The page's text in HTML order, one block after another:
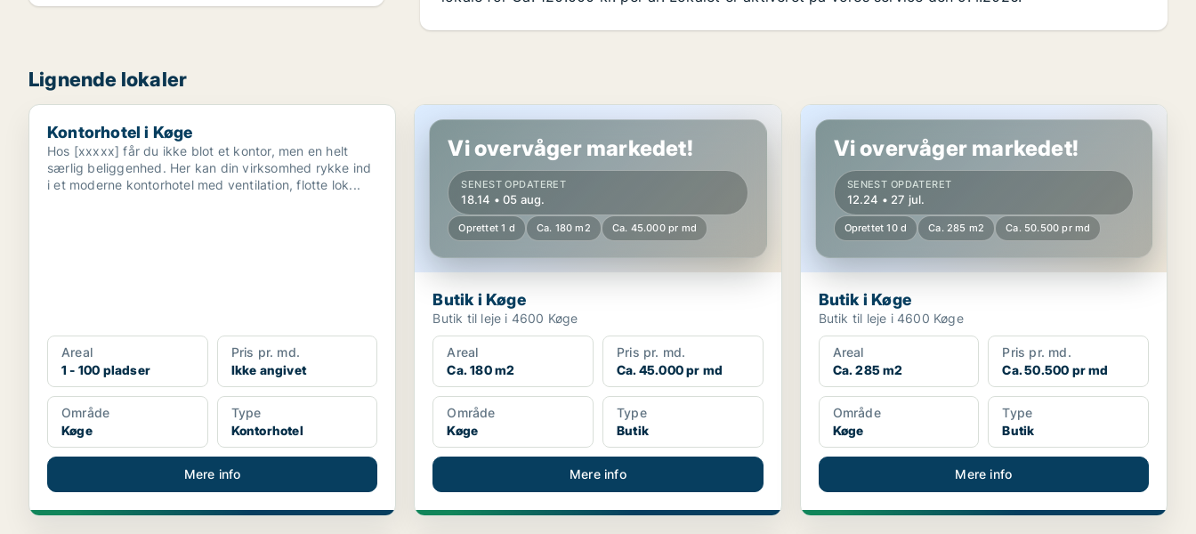
Lignende lokaler
Kontorhotel i Køge
Kontorhotel i Køge
Hos [xxxxx] får du ikke blot et kontor, men en helt
særlig beliggenhed. Her kan din virksomhed rykke ind
i et moderne kontorhotel med ventilation, flotte lok...
Areal
1 - 100 pladser
Pris pr. md.
Ikke angivet
Område
Køge
Type
Kontorhotel
Mere info
Butik i Køge
Vi overvåger markedet!
SENEST OPDATERET
18.14 • 05 aug.
Oprettet 1 d Ca. 180 m2 Ca. 45.000 pr md
Butik i Køge
Butik til leje i 4600 Køge
Areal
Ca. 180 m2
Pris pr. md.
Ca. 45.000 pr md
Område
Køge
Type
Butik
Mere info
Butik i Køge
Vi overvåger markedet!
SENEST OPDATERET
12.24 • 27 jul.
Oprettet 10 d Ca. 285 m2 Ca. 50.500 pr md
Butik i Køge
Butik til leje i 4600 Køge
Areal
Ca. 285 m2
Pris pr. md.
Ca. 50.500 pr md
Område
Køge
Type
Butik
Mere info